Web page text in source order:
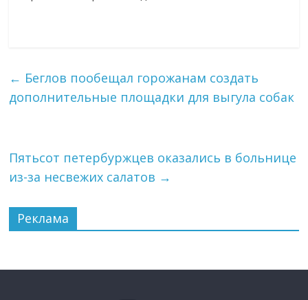
← Беглов пообещал горожанам создать
дополнительные площадки для выгула собак
Пятьсот петербуржцев оказались в больнице
из-за несвежих салатов →
Реклама